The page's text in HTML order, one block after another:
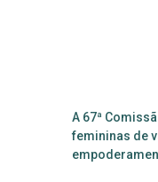
A 67ª
femininas de